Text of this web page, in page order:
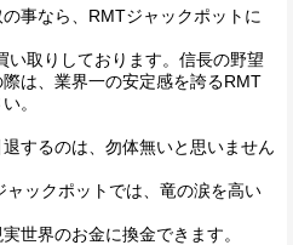
事なら、RMTジャックポットに
い取りしております。信長の野望
は、業界一の安定感を誇るRMT
。
するのは、勿体無いと思いません
ックポットでは、竜の涙を高い
世界のお金に換金できます。